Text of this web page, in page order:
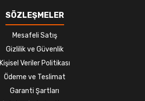
SÖZLEŞMELER
Mesafeli Satış
Gizlilik ve Güvenlik
Kişisel Veriler Politikası
Ödeme ve Teslimat
Garanti Şartları